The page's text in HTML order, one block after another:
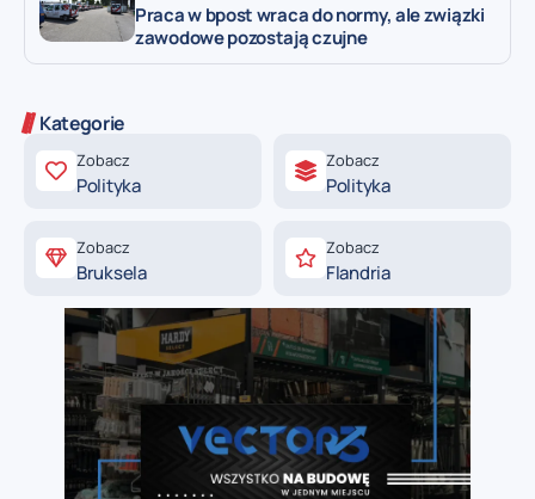
Praca w bpost wraca do normy, ale związki
zawodowe pozostają czujne
Kategorie
Zobacz
Polityka
Zobacz
Polityka
Zobacz
Bruksela
Zobacz
Flandria